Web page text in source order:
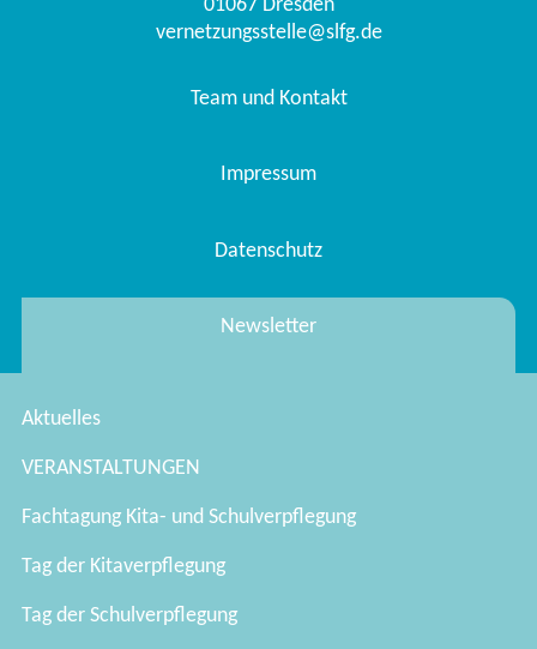
01067 Dresden
vernetzungsstelle@slfg.de
Team und Kontakt
Impressum
Datenschutz
Newsletter
Aktuelles
VERANSTALTUNGEN
Fachtagung Kita- und Schulverpflegung
Tag der Kitaverpflegung
Tag der Schulverpflegung